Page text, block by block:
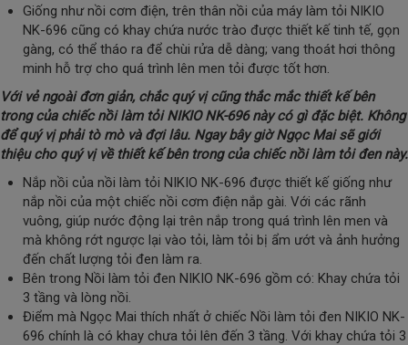
Giống như nồi cơm điện, trên thân nồi của máy làm tỏi NIKIO
NK-696 cũng có khay chứa nước trào được thiết kế tinh tế, gọn
gàng, có thể tháo ra để chùi rửa dễ dàng; vang thoát hơi thông
minh hỗ trợ cho quá trình lên men tỏi được tốt hơn.
Với vẻ ngoài đơn giản, chắc quý vị cũng thắc mắc thiết kế bên
trong của chiếc nồi làm tỏi NIKIO NK-696 này có gì đặc biệt. Không
để quý vị phải tò mò và đợi lâu. Ngay bây giờ Ngọc Mai sẽ giới
thiệu cho quý vị về thiết kế bên trong của chiếc nồi làm tỏi đen này.
Nắp nồi của nồi làm tỏi NIKIO NK-696 được thiết kế giống như
nắp nồi của một chiếc nồi cơm điện nắp gài. Với các rãnh
vuông, giúp nước động lại trên nắp trong quá trình lên men và
mà không rớt ngược lại vào tỏi, làm tỏi bị ẩm ướt và ảnh hưởng
đến chất lượng tỏi đen làm ra.
Bên trong Nồi làm tỏi đen NIKIO NK-696 gồm có: Khay chứa tỏi
3 tầng và lòng nồi.
Điểm mà Ngọc Mai thích nhất ở chiếc Nồi làm tỏi đen NIKIO NK-
696 chính là có khay chưa tỏi lên đến 3 tầng. Với khay chứa tỏi 3